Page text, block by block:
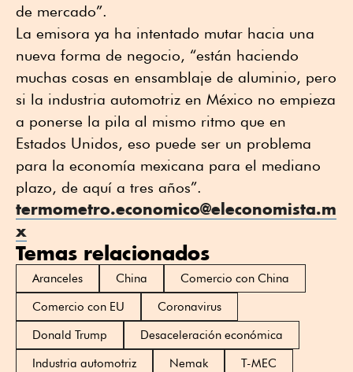
de mercado”.
La emisora ya ha intentado mutar hacia una
nueva forma de negocio, “están haciendo
muchas cosas en ensamblaje de aluminio, pero
si la industria automotriz en México no empieza
a ponerse la pila al mismo ritmo que en
Estados Unidos, eso puede ser un problema
para la economía mexicana para el mediano
plazo, de aquí a tres años”.
termometro.economico@eleconomista.m
x
Temas relacionados
Aranceles China
Comercio con China
Comercio con EU
Coronavirus
Donald Trump
Desaceleración económica
Industria automotriz
Nemak
T-MEC